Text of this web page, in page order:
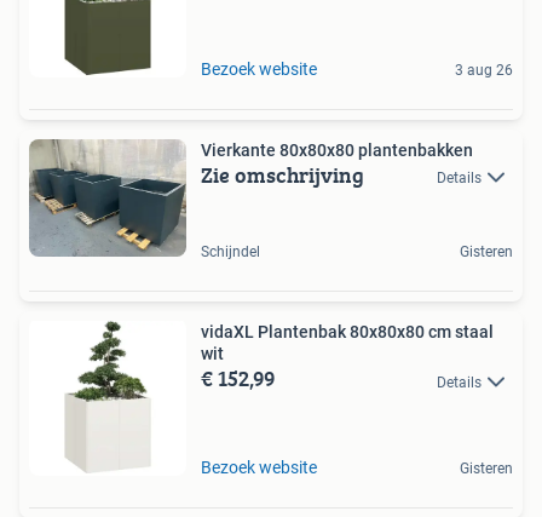
Bezoek website 3 aug 26
Vierkante 80x80x80 plantenbakken
Zie omschrijving Details
Schijndel Gisteren
vidaXL Plantenbak 80x80x80 cm staal
wit
€ 152,99 Details
Bezoek website Gisteren